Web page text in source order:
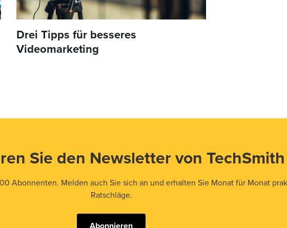
Drei Tipps für besseres
Videomarketing
Sie den Newsletter von TechSmith
Abonnenten. Melden auch Sie sich an und erhalten Sie Monat für Monat
Ratschläge.
Abonnieren